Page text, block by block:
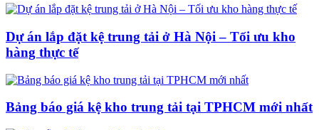
Dự án lắp đặt kệ trung tải ở Hà Nội – Tối ưu kho
hàng thực tế
Bảng báo giá kệ kho trung tải tại TPHCM mới nhất